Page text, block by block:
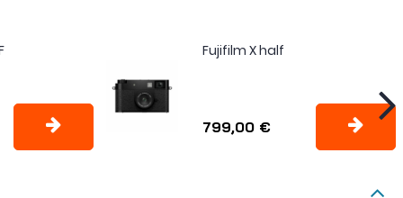
Fujifilm X half
799,00 €